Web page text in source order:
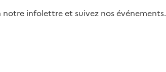
notre infolettre et suivez nos événements.